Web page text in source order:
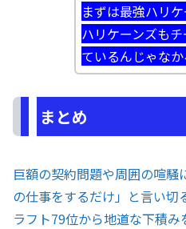
まずは最強ハリ
ハリケーンズも
ているんじゃなか
まとめ
巨額の契約問題や周囲の喧
の仕事をするだけ」と言い切
ラフト79位から地道な下積